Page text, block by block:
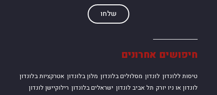
חיפושים אחרונים
טיסות ללונדון לונדון מסלולים בלונדון מלון בלונדון אטרקציות בלונדון
לונדון או ניו יורק תל אביב לונדון ישראלים בלונדון רילוקיישן לונדון
שלחו